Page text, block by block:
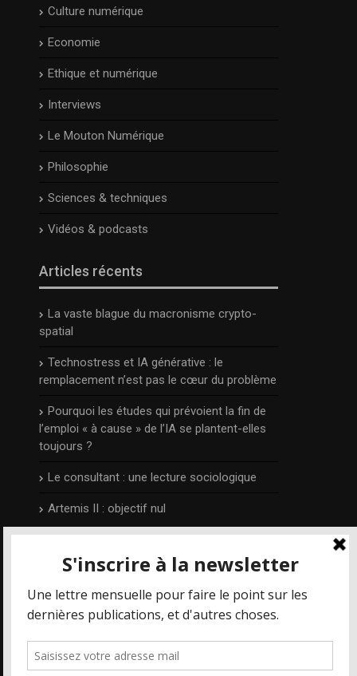
Culture numérique
Economie
Ethique et numérique
Interviews
Le Mouton Numérique
Philosophie
Sciences & techniques
Vidéos & podcasts
Articles récents
La vaste blague du macronisme crypto-
spatial
Technostress et IA générative : le
remplacement n’est pas le cœur du problème
Pourquoi les études qui prévoient la fin de
l’emploi « à cause » de l’IA se plantent-elles
toujours ?
Le consultant : une lecture sociologique
Artemis II : objectif nul
Publié et édité par Irénée Régnauld,Mais où
va le web ?est un blog qui prend part aux
nouvelles technologies et le numérique en
particulier, depuis 2014.